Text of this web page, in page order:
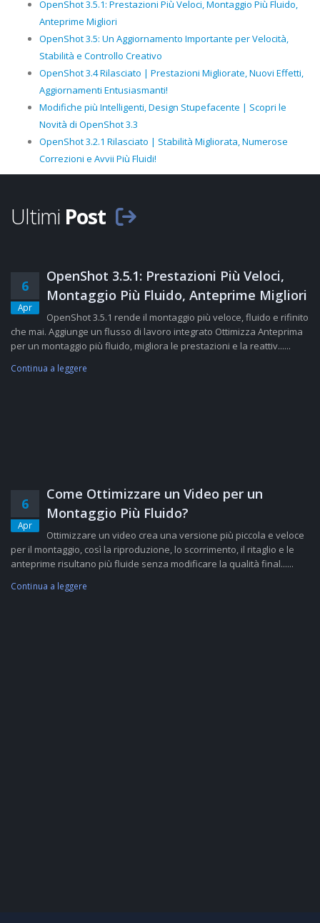
OpenShot 3.5.1: Prestazioni Più Veloci, Montaggio Più Fluido,
Anteprime Migliori
OpenShot 3.5: Un Aggiornamento Importante per Velocità,
Stabilità e Controllo Creativo
OpenShot 3.4 Rilasciato | Prestazioni Migliorate, Nuovi Effetti,
Aggiornamenti Entusiasmanti!
Modifiche più Intelligenti, Design Stupefacente | Scopri le
Novità di OpenShot 3.3
OpenShot 3.2.1 Rilasciato | Stabilità Migliorata, Numerose
Correzioni e Avvii Più Fluidi!
Ultimi Post
6
Apr
OpenShot 3.5.1: Prestazioni Più Veloci,
Montaggio Più Fluido, Anteprime Migliori
OpenShot 3.5.1 rende il montaggio più veloce, fluido e rifinito
che mai. Aggiunge un flusso di lavoro integrato Ottimizza Anteprima
per un montaggio più fluido, migliora le prestazioni e la reattiv......
Continua a leggere
6
Apr
Come Ottimizzare un Video per un
Montaggio Più Fluido?
Ottimizzare un video crea una versione più piccola e veloce
per il montaggio, così la riproduzione, lo scorrimento, il ritaglio e le
anteprime risultano più fluide senza modificare la qualità final......
Continua a leggere